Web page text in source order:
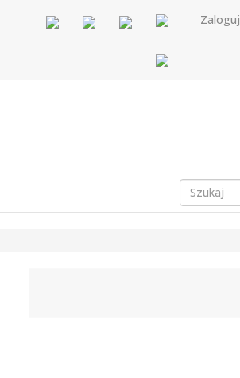
Zaloguj